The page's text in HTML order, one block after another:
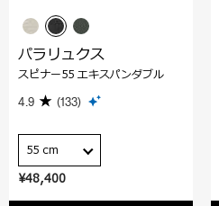
¥48,400
パラリュクス
スピナー55 エキスパンダブル
4.9 (133)
55 cm